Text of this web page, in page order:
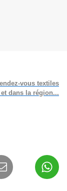
vous textiles
dans la région...